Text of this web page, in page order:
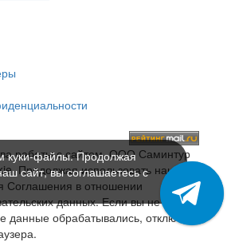
работы с сайтом, ООО Саминтур
Продолжая использовать наш сайт,
Соглашения в отношении
данных. Если вы не хотите,
данные обрабатывались, отключите
куки-файлы. Продолжая
сайт, вы соглашаетесь с